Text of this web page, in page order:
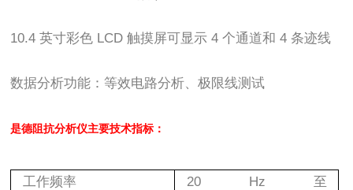
10.4英寸彩色 LCD触摸屏可显示 4个通道和 4 条迹线
数据分析功能：等效电路分析、极限线测试
是德阻抗分析仪主要技术指标：
工作频率 20 Hz 至